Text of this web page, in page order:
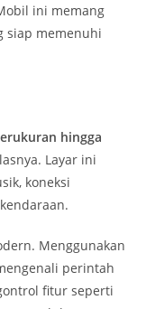
ini memang
siap memenuhi
hingga
Layar ini
koneksi
Menggunakan
perintah
fitur seperti